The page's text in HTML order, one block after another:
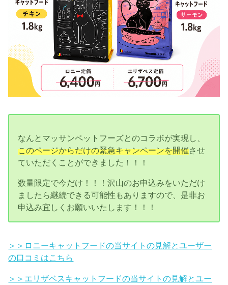
なんとマッサンペットフーズとのコラボが実現し、
このページからだけの緊急キャンペーンを開催させ
ていただくことができました！！！
数量限定で今だけ！！！沢山のお申込みをいただけ
ましたら継続できる可能性もありますので、是非お
申込み宜しくお願いいたします！！！
＞＞ロニーキャットフードの当サイトの見解とユーザー
の口コミはこちら
＞＞エリザベスキャットフードの当サイトの見解とユー